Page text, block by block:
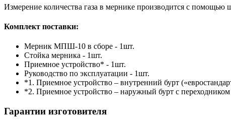
Измерение количества газа в мернике производится с
Комплект поставки:
Мерник МПШ-10 в сборе - 1шт.
Стойка мерника - 1шт.
Приемное устройство* - 1шт.
Руководство по эксплуатации - 1шт.
*1. Приемное устройство – внутренний бурт
*2. Приемное устройство – наружный бурт с
Гарантии изготовителя